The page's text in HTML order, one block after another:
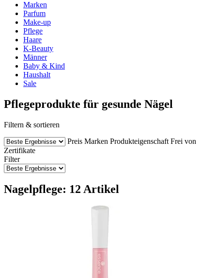
Marken
Parfum
Make-up
Pflege
Haare
K-Beauty
Männer
Baby & Kind
Haushalt
Sale
Pflegeprodukte für gesunde Nägel
Filtern & sortieren
Preis Marken Produkteigenschaft Frei von
Zertifikate
Filter
Nagelpflege: 12 Artikel